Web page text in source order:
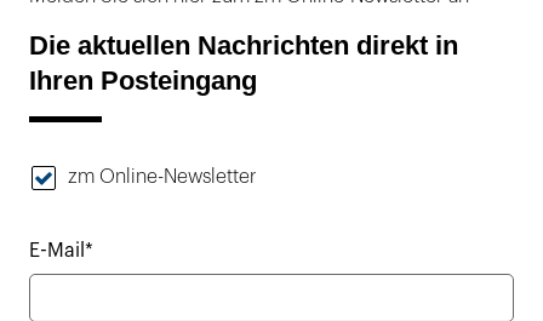
Die aktuellen Nachrichten direkt in
Ihren Posteingang
zm Online-Newsletter
E-Mail*